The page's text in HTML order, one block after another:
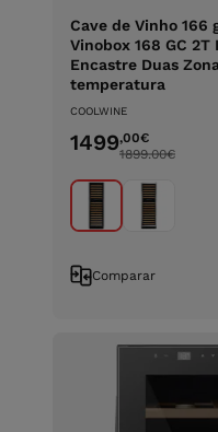
Cave de Vinho 166
Vinobox 168 GC 2T
Encastre Duas
temperatura
COOLWINE
1499,00€
1899.00€
Comparar